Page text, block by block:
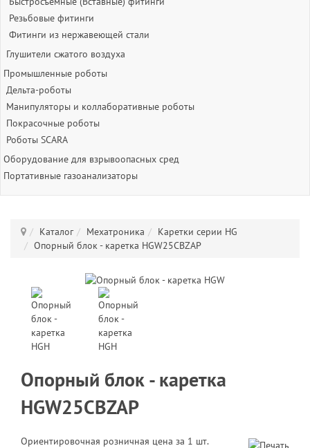
Резьбовые фитинги
Фитинги из нержавеющей стали
Глушители сжатого воздуха
Промышленные роботы
Дельта-роботы
Манипуляторы и коллаборативные роботы
Покрасочные роботы
Роботы SCARA
Оборудование для взрывоопасных сред
Портативные газоанализаторы
Каталог Мехатроника
Каретки серии HG
Опорный блок - каретка HGW25CBZAP
Опорный блок - каретка
HGW25CBZAP
Ориентировочная розничная цена за 1 шт.